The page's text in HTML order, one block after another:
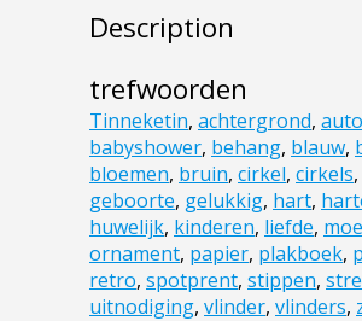
Description
trefwoorden
Tinneketin, achtergrond, auto
babyshower, behang, blauw,
bloemen, bruin, cirkel, cirkels,
geboorte, gelukkig, hart,
huwelijk, kinderen, liefde,
ornament, papier, plakboek,
retro, spotprent, stippen,
uitnodiging, vlinder, vlinders,